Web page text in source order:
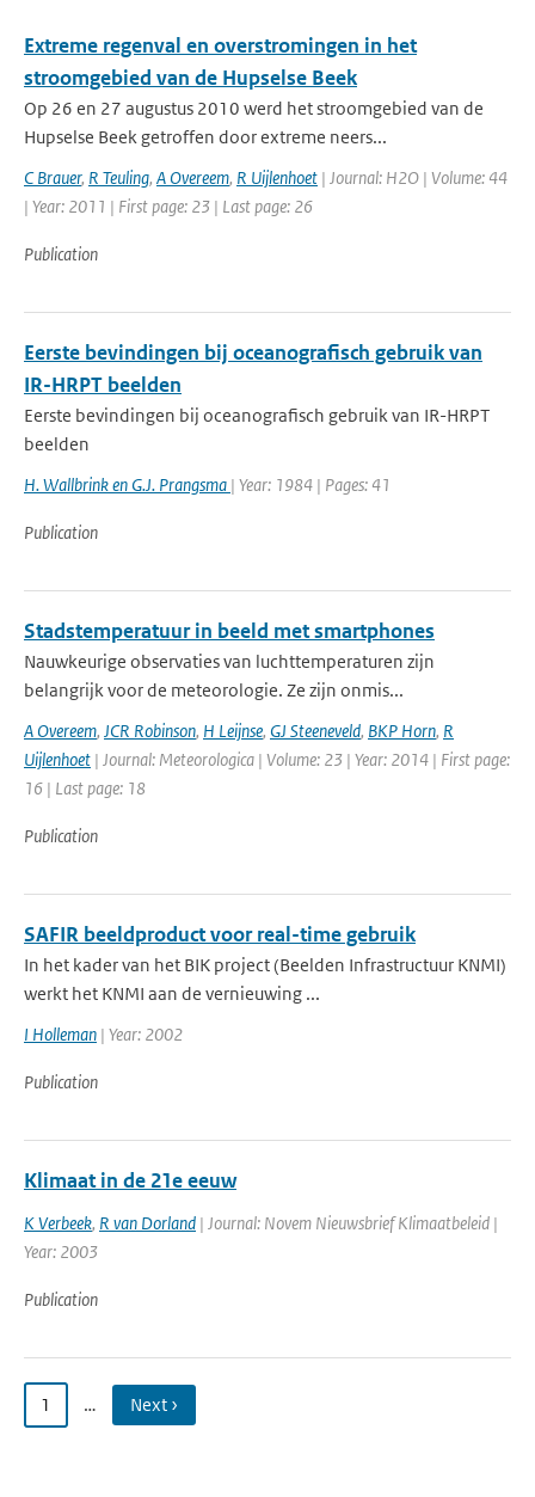
Extreme regenval en overstromingen in het
stroomgebied van de Hupselse Beek
Op 26 en 27 augustus 2010 werd het stroomgebied van de
Hupselse Beek getroffen door extreme neers...
C Brauer, R Teuling, A Overeem, R Uijlenhoet | Journal: H2O | Volume: 44
| Year: 2011 | First page: 23 | Last page: 26
Publication
Eerste bevindingen bij oceanografisch gebruik van
IR-HRPT beelden
Eerste bevindingen bij oceanografisch gebruik van IR-HRPT
beelden
H. Wallbrink en G.J. Prangsma | Year: 1984 | Pages: 41
Publication
Stadstemperatuur in beeld met smartphones
Nauwkeurige observaties van luchttemperaturen zijn
belangrijk voor de meteorologie. Ze zijn onmis...
A Overeem, JCR Robinson, H Leijnse, GJ Steeneveld, BKP Horn, R
Uijlenhoet | Journal: Meteorologica | Volume: 23 | Year: 2014 | First page:
16 | Last page: 18
Publication
SAFIR beeldproduct voor real-time gebruik
In het kader van het BIK project (Beelden Infrastructuur KNMI)
werkt het KNMI aan de vernieuwing ...
I Holleman | Year: 2002
Publication
Klimaat in de 21e eeuw
K Verbeek, R van Dorland | Journal: Novem Nieuwsbrief Klimaatbeleid |
Year: 2003
Publication
1 … Next ›